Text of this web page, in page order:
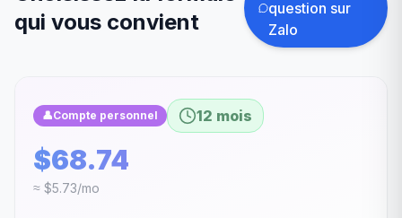
qui vous convient
question sur
Zalo
👤Compte personnel 12 mois
$68.74
≈ $5.73/mo